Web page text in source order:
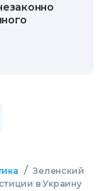
/ Зеленский
в Украину